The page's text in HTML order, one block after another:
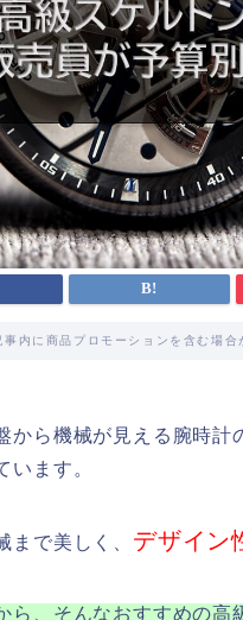
事内に商品プロモーションを含む場合
から機械が見える腕時計
います。
まで美しく、 デザイン
ら、そんなおすすめの高